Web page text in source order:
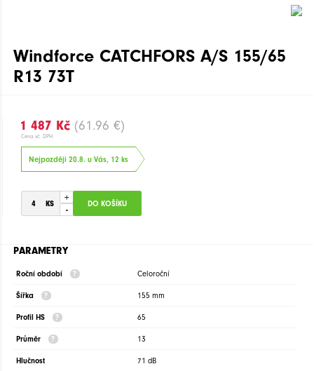
Windforce CATCHFORS A/S 155/65
R13 73T
1 487 Kč (61.96 €)
Cena vč. DPH
Nejpozději 20.8. u Vás, 12 ks
+
-
PARAMETRY
Roční období Celoroční
Šířka 155 mm
Profil HS 65
Průměr 13
Hlučnost 71 dB